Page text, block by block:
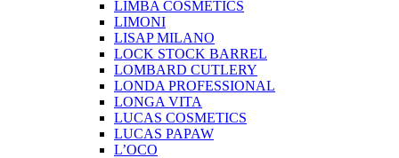
LIMBA COSMETICS
LIMONI
LISAP MILANO
LOCK STOCK BARREL
LOMBARD CUTLERY
LONDA PROFESSIONAL
LONGA VITA
LUCAS COSMETICS
LUCAS PAPAW
L’OCO